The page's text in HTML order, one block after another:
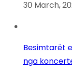
30 March,
Besimtarët
nga